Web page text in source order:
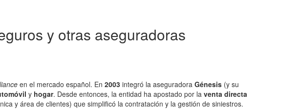
y otras aseguradoras
en el mercado español. En 2003 integró la aseguradora Génesis (y su
y hogar. Desde entonces, la entidad ha apostado por la venta directa
y área de clientes) que simplificó la contratación y la gestión de siniestros.